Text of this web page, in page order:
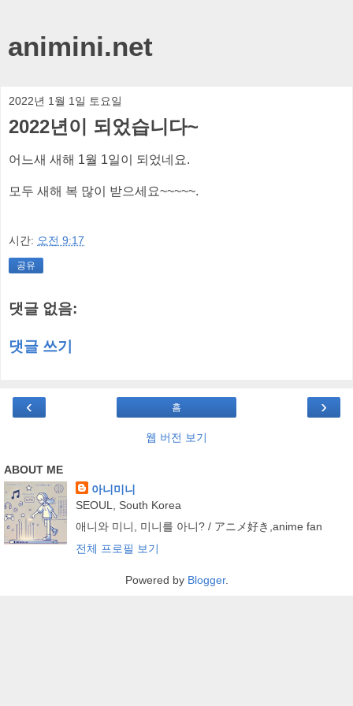
animini.net
2022년 1월 1일 토요일
2022년이 되었습니다~
어느새 새해 1월 1일이 되었네요.
모두 새해 복 많이 받으세요~~~~~.
시간: 오전 9:17
공유
댓글 없음:
댓글 쓰기
‹ ›
홈
웹 버전 보기
ABOUT ME
아니미니
SEOUL, South Korea
애니와 미니, 미니를 아니? / アニメ好き,anime fan
전체 프로필 보기
Powered by Blogger.